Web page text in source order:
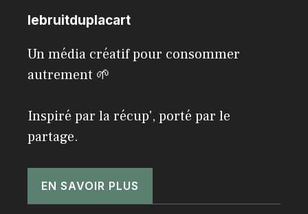
lebruitduplacart
Un média créatif pour consommer
autrement 🌱
Inspiré par la récup', porté par le
partage.
EN SAVOIR PLUS